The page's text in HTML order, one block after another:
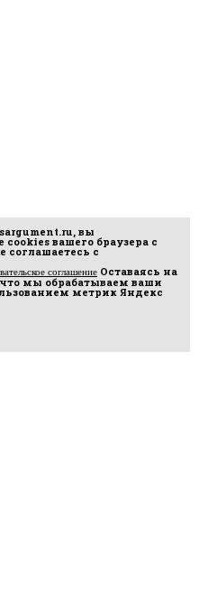
, вы
вашего браузера с
соглашаетесь с
соглашение Оставаясь на
мы обрабатываем ваши
метрик Яндекс